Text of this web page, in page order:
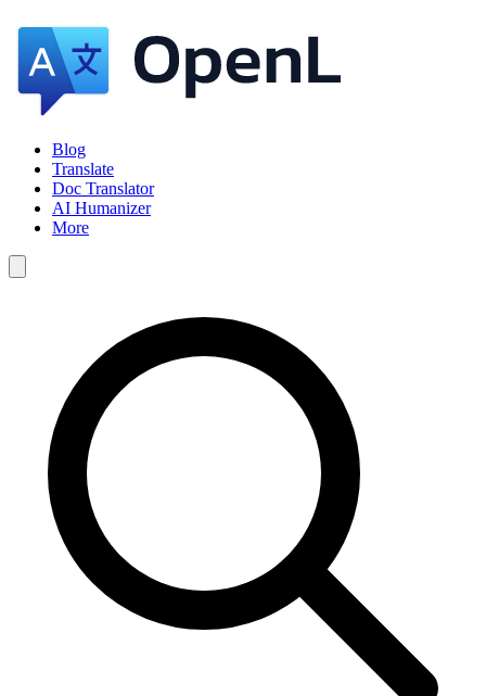
Blog
Translate
Doc Translator
AI Humanizer
More